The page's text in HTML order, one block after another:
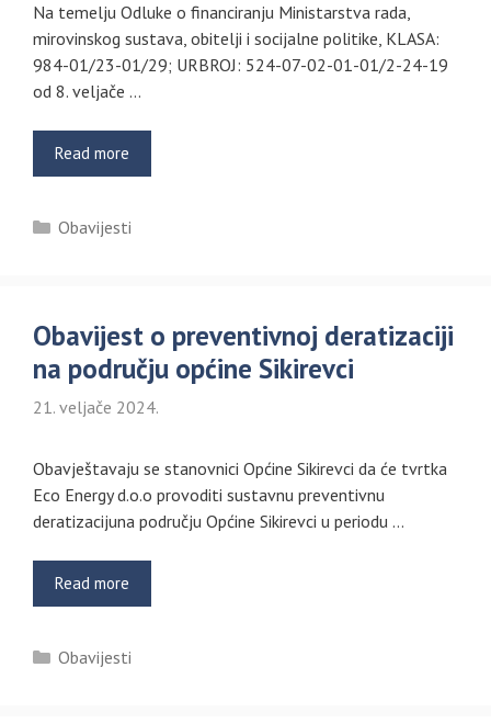
Na temelju Odluke o financiranju Ministarstva rada,
mirovinskog sustava, obitelji i socijalne politike, KLASA:
984-01/23-01/29; URBROJ: 524-07-02-01-01/2-24-19
od 8. veljače …
Read more
Kategorije
Obavijesti
Obavijest o preventivnoj deratizaciji
na području općine Sikirevci
21. veljače 2024.
Obavještavaju se stanovnici Općine Sikirevci da će tvrtka
Eco Energy d.o.o provoditi sustavnu preventivnu
deratizacijuna području Općine Sikirevci u periodu …
Read more
Kategorije
Obavijesti